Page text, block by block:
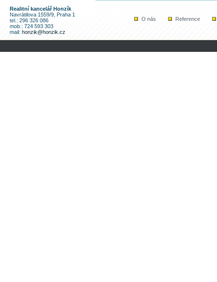
Realitní kancelář Honzík
Navrátilova 1559/9, Praha 1
tel.: 296 326 086
mob.: 724 593 303
mail: honzik@honzik.cz
O nás Reference